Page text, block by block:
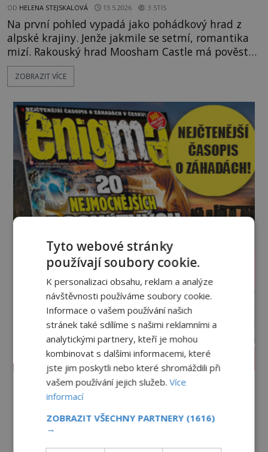
OD HELENA STEJSKALOVÁ 13.5.2026 3.5TIS
Na první pohled vypadá jako pohádkový hrad z
alpské krajiny. Jenže jakmile se setmí, romantika
mizí. Rakouský hrad Moosham Castle má pověst
nejděsivějšího domu v celé zemi. Lidé tu údajně
slyší kroky v prázdných chodbách, šeptání ze zdí i
temná minulost mohla zanechat něco, co se
dodnes nepodařilo vysvětlit. Kamenný hrad stojí v
horách Salcburska u
ZOBRAZIT VÍCE
PROLISTOVAT ČASOPIS
Tyto webové stránky
používají soubory cookie.
K personalizaci obsahu, reklam a analýze
návštěvnosti používáme soubory cookie.
Informace o vašem používání našich
stránek také sdílíme s našimi reklamními a
analytickými partnery, kteří je mohou
kombinovat s dalšími informacemi, které
jste jim poskytli nebo které shromáždili při
vašem používání jejich služeb.Více
informací
ZOBRAZIT VŠECHNY PARTNERY (1616)
→